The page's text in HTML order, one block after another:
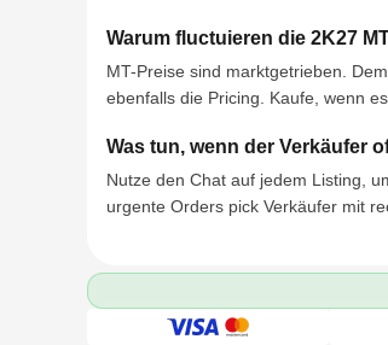
Warum fluctuieren die 2K27
MT-Preise sind marktgetrieben.
ebenfalls die Pricing. Kaufe, wenn
Was tun, wenn der Verkäufer
Nutze den Chat auf jedem Listing,
urgente Orders pick Verkäufer mit